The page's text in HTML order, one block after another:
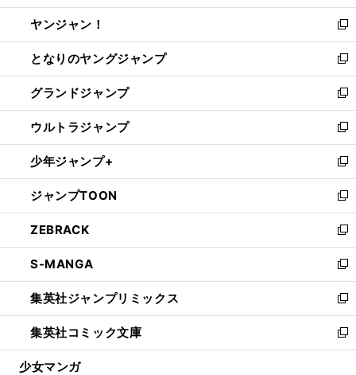
開
く
ウ
で
開
く
ウ
ィ
ン
ド
ウ
で
開
く
し
い
ウ
ィ
ン
ド
ウ
で
開
く
ヤンジャン！
新
し
い
ウ
ィ
ン
ド
ウ
で
開
く
となりのヤングジャンプ
新
し
い
ウ
ィ
ン
ド
ウ
で
開
く
グランドジャンプ
新
し
い
ウ
ィ
ン
ド
ウ
で
開
く
ウルトラジャンプ
新
し
い
ウ
ィ
ン
ド
ウ
で
開
く
少年ジャンプ+
新
し
い
ウ
ィ
ン
ド
ウ
で
開
く
ジャンプTOON
新
し
い
ウ
ィ
ン
ド
ウ
で
開
ZEBRACK
新
し
い
ウ
ィ
ン
ド
ウ
S-MANGA
新
し
い
ウ
ィ
ン
集英社ジャンプリミックス
新
し
い
ウ
集英社コミック文庫
新
し
少女マンガ